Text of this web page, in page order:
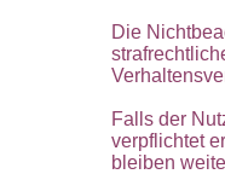
Die
Falls der
verpflichtet
bleiben